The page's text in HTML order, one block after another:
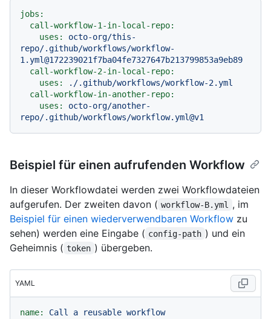
jobs:
call-workflow-1-in-local-repo:
uses:
octo-org/this-
repo/.github/workflows/workflow-
1.yml@172239021f7ba04fe7327647b213799853a9eb89
call-workflow-2-in-local-repo:
uses:
./.github/workflows/workflow-2.yml
call-workflow-in-another-repo:
uses:
octo-org/another-
repo/.github/workflows/workflow.yml@v1
Beispiel für einen aufrufenden Workflow
In dieser Workflowdatei werden zwei Workflowdateien
aufgerufen. Der zweiten davon ( workflow-B.yml
, im
Beispiel für einen wiederverwendbaren Workflow zu
sehen) werden eine Eingabe ( config-path ) und ein
Geheimnis ( token ) übergeben.
YAML
name: Call a reusable workflow